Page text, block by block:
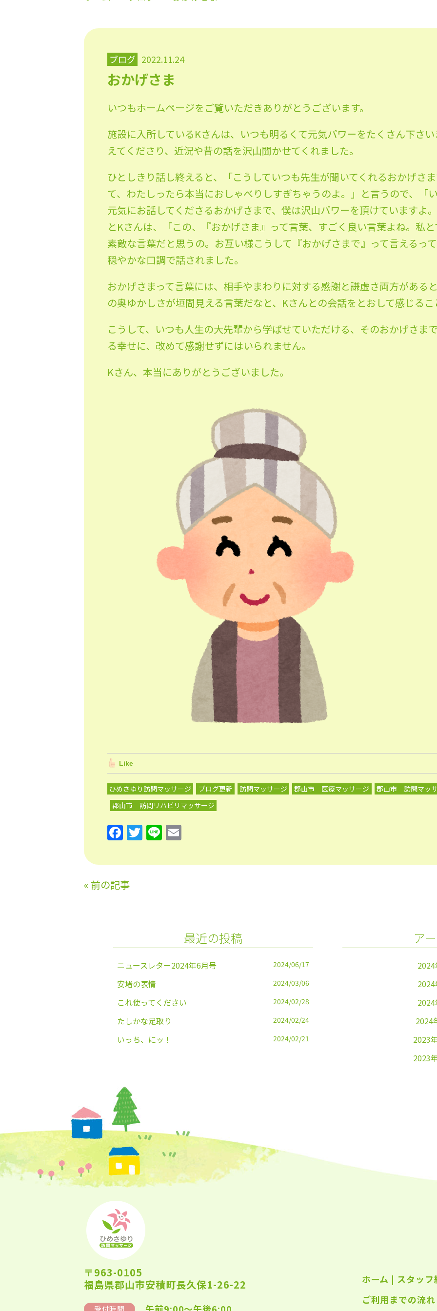
ブログ 2022.11.24
おかげさま
いつもホームページをご覧いただきありがとうございます。
施設に入所しているKさんは、いつも明るくて元気パワーをたくさん下さ
えてくださり、近況や昔の話を沢山聞かせてくれました。
ひとしきり話し終えると、「こうしていつも先生が聞いてくれるおかげさ
て、わたしったら本当におしゃべりしすぎちゃうのよ。」と言うので、「
元気にお話してくださるおかげさまで、僕は沢山パワーを頂けていますよ
とKさんは、「この、『おかげさま』って言葉、すごく良い言葉よね。私
素敵な言葉だと思うの。お互い様こうして『おかげさまで』って言えるって
穏やかな口調で話されました。
おかげさまって言葉には、相手やまわりに対する感謝と謙虚さ両方がある
の奥ゆかしさが垣間見える言葉だなと、Kさんとの会話をとおして感じるこ
こうして、いつも人生の大先輩から学ばせていただける、そのおかげさま
る幸せに、改めて感謝せずにはいられません。
Kさん、本当にありがとうございました。
Like
ひめさゆり訪問マッサージ ブログ更新 訪問マッサージ 郡山市 医療マッサージ
郡山市 訪問マッ
郡山市 訪問リハビリマッサージ
F
a
c
e
b
k
T
w
itt
Li
n
e ai
« 前の記事
最近の投稿
ニュースレター2024年6月号 2024/06/17
安堵の表情 2024/03/06
これ使ってください 2024/02/28
たしかな足取り 2024/02/24
いっち、にッ！ 2024/02/21
ア
2024
2023
2023
2022
2022
〒963-0105
福島県郡山市安積町長久保1-26-22
受付時間 午前9:00～午後6:00
ホーム | スタッフ
ご利用までの流れ